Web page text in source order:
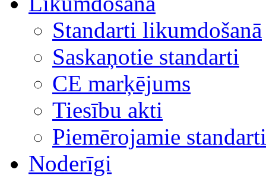
Standarti likumdošanā
Saskaņotie standarti
CE marķējums
Tiesību akti
Piemērojamie standarti
Noderīgi